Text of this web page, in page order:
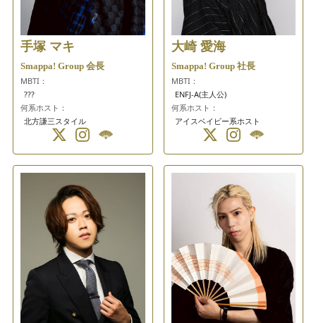
手塚 マキ
Smappa! Group 会長
MBTI：
???
何系ホスト：
北方謙三スタイル
大崎 愛海
Smappa! Group 社長
MBTI：
ENFJ-A(主人公)
何系ホスト：
アイスベイビー系ホスト